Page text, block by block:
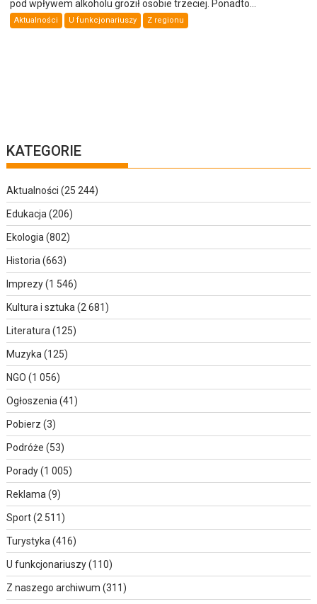
pod wpływem alkoholu groził osobie trzeciej. Ponadto...
Aktualności U funkcjonariuszy Z regionu
KATEGORIE
Aktualności (25 244)
Edukacja (206)
Ekologia (802)
Historia (663)
Imprezy(1 546)
Kultura i sztuka (2 681)
Literatura (125)
Muzyka (125)
NGO (1 056)
Ogłoszenia (41)
Pobierz (3)
Podróże (53)
Porady(1 005)
Reklama (9)
Sport(2 511)
Turystyka (416)
U funkcjonariuszy(110)
Z naszego archiwum (311)